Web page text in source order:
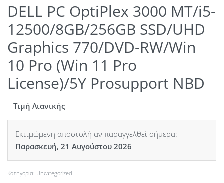
DELL PC OptiPlex 3000 MT/i5-
12500/8GB/256GB SSD/UHD
Graphics 770/DVD-RW/Win
10 Pro (Win 11 Pro
License)/5Y Prosupport NBD
Τιμή Λιανικής
Εκτιμώμενη αποστολή αν παραγγελθεί σήμερα:
Παρασκευή, 21 Αυγούστου 2026
Κατηγορία: Uncategorized